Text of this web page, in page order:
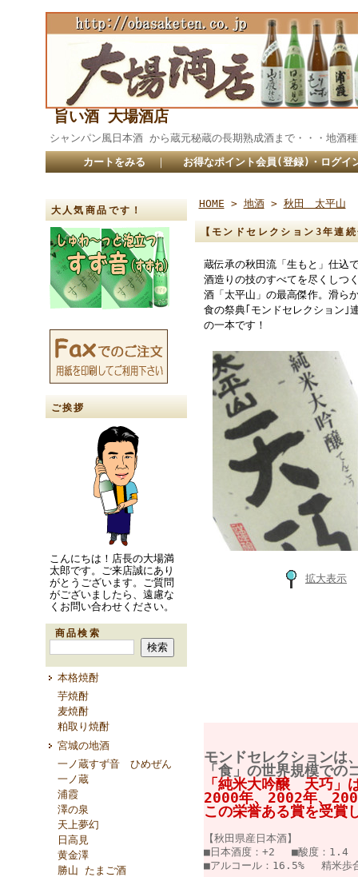
旨い酒 大場酒店
シャンパン風日本酒 から蔵元秘蔵の長期熟成酒まで・・
カートをみる ｜ お得なポイント会員(登録)・ログイ
大人気商品です！
ご挨拶
こんにちは！店長の大場満
太郎です。ご来店誠にあり
がとうございます。ご質問
がございましたら、遠慮な
くお問い合わせください。
商品検索
本格焼酎
芋焼酎
麦焼酎
粕取り焼酎
宮城の地酒
一ノ蔵すず音 ひめぜん
一ノ蔵
浦霞
澤の泉
天上夢幻
日高見
黄金澤
勝山 たまご酒
HOME > 地酒> 秋田 太平山
【モンドセレクション3年
蔵伝承の秋田流「生もと」仕込
酒造りの技のすべてを尽くしつ
酒「太平山」の最高傑作。滑ら
食の祭典｢モンドセレクション｣
の一本です！
拡大表示
モンドセレクションは
「食」の世界規模での
「純米大吟醸 天巧」
2000年、2002年、
この栄誉ある賞を受賞
【秋田県産日本酒】
■日本酒度：+2 ■酸度：1.4
■アルコール：16.5% 精米